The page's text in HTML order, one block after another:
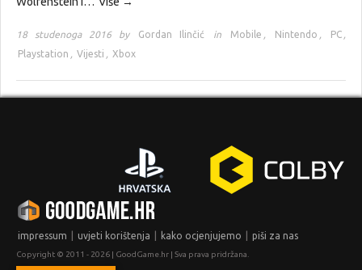
18 studenoga 2016 by Gordan Ilinčić in Mobile , Nintendo , PC ,
Playstation , Vijesti , Xbox
impressum uvjeti korištenja kako ocjenjujemo piši za nas
Copyright © 2011 - 2026 | GoodGame.hr | Sva prava pridržana.